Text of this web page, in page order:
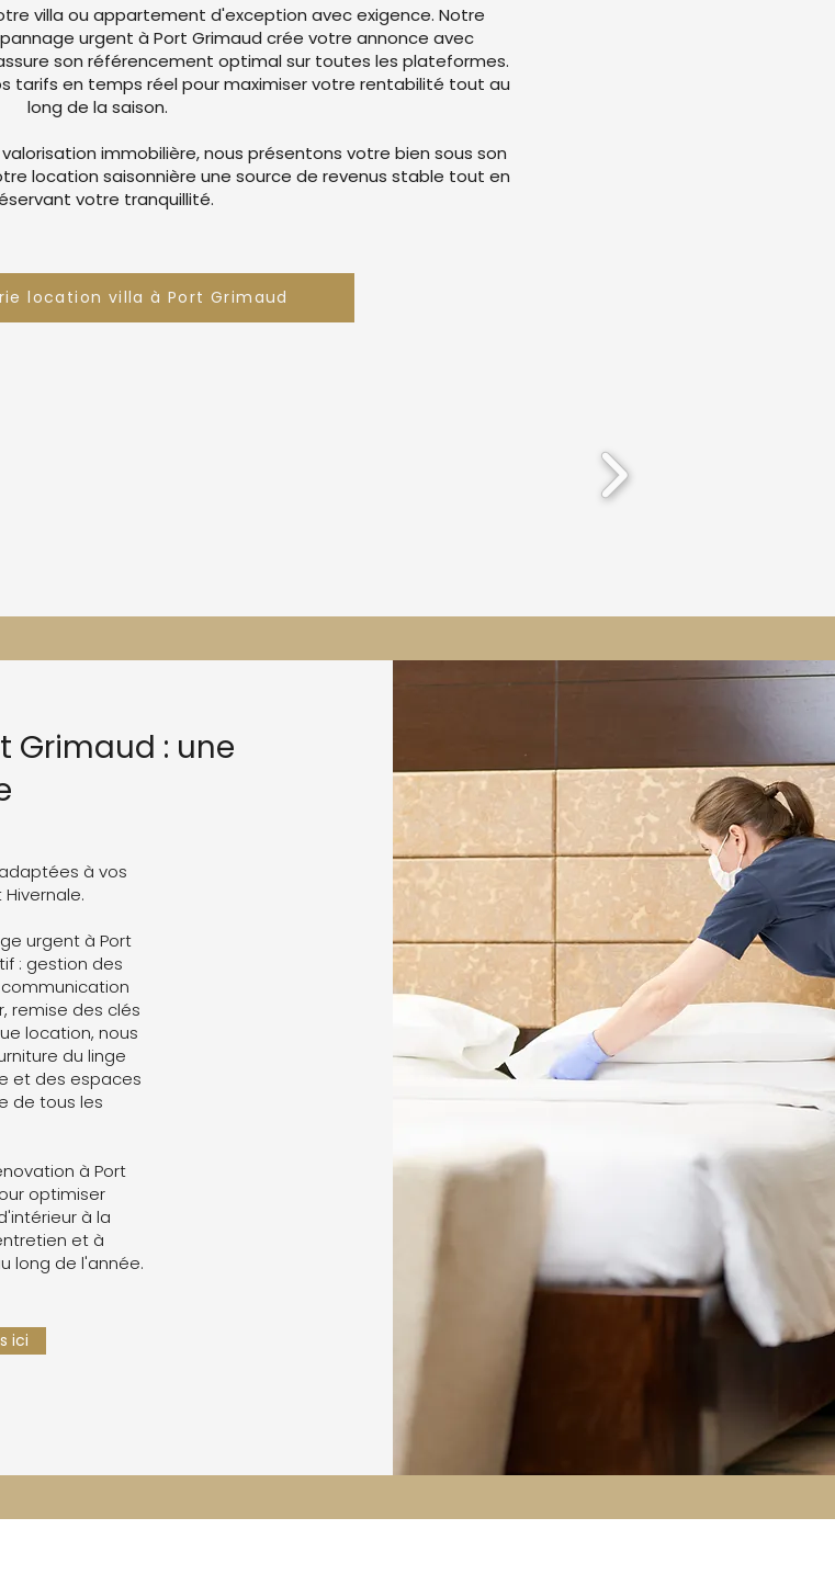
villa ou appartement d'exception avec exigence. Notre
urgent à Port Grimaud crée votre annonce avec
son référencement optimal sur toutes les plateformes.
tarifs en temps réel pour maximiser votre rentabilité tout au
long de la saison.
immobilière, nous présentons votre bien sous son
location saisonnière une source de revenus stable tout en
votre tranquillité.
location villa à Port Grimaud
Grimaud : une
à vos
urgent à Port
: gestion des
remise des clés
location, nous
du linge
et des espaces
de tous les
à Port
optimiser
à la
et à
long de l'année.
ici